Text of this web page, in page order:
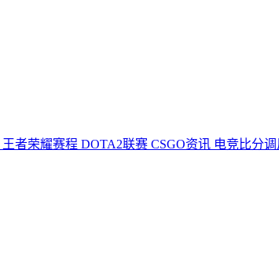
王者荣耀赛程 DOTA2联赛 CSGO资讯 电竞比分调